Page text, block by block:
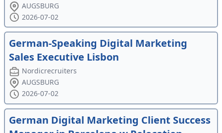
AUGSBURG
2026-07-02
German-Speaking Digital Marketing
Sales Executive Lisbon
Nordicrecruiters
AUGSBURG
2026-07-02
German Digital Marketing Client Success